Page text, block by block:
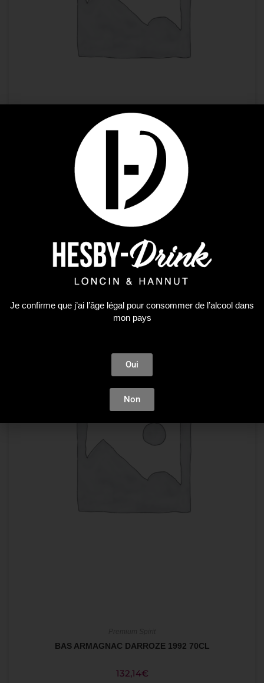
Premium Spirit
ARMAGNAC DARROZE 4Y BIO FOLLE BLANCHE 0.70
AJOUTER AU PANIER
Plus que 1 en stock !
BAS ARMAGNAC DARROZE 1992 70CL
132,14€
Je confirme que j’ai l’âge légal pour consommer de l’alcool dans
mon pays
Oui
Non